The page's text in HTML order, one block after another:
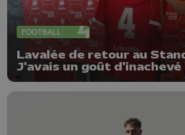
FOOTBALL
Lavalée de retour au
J'avais un goût d'inachevé